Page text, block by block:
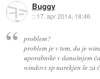
Buggy
:: 17. apr 2014, 18:46
problem?
problem je v tem, da je
uporabnike v današnjem
windovs xp narekjen še za